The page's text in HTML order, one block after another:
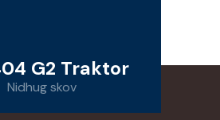
G2 Traktor
Nidhug skov